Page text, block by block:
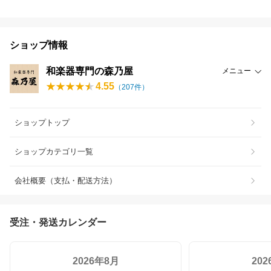
ショップ情報
和楽器専門の森乃屋 メニュー
4.55 （207件）
ショップトップ
ショップカテゴリ一覧
会社概要（支払・配送方法）
受注・発送カレンダー
2026年8月